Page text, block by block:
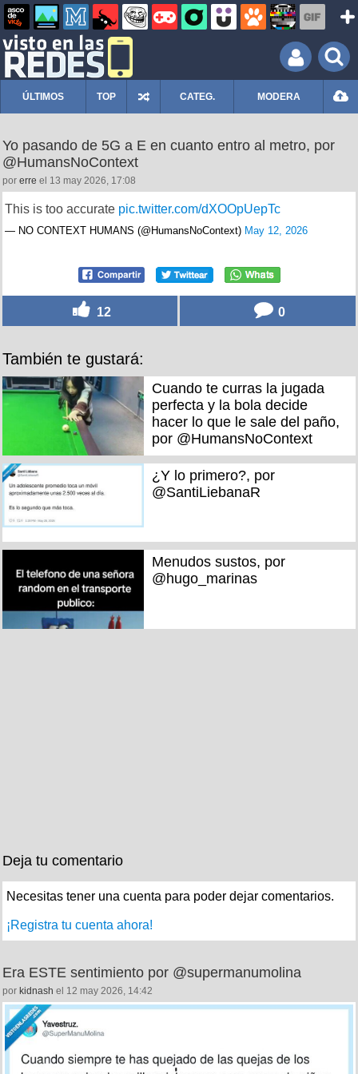
ÚLTIMOS TOP CATEG. MODERA
Yo pasando de 5G a E en cuanto entro al metro, por
@HumansNoContext
por erre el 13 may 2026, 17:08
This is too accurate pic.twitter.com/dXOOpUepTc
— NO CONTEXT HUMANS (@HumansNoContext) May 12, 2026
12 0
También te gustará:
Cuando te curras la jugada
perfecta y la bola decide
hacer lo que le sale del paño,
por @HumansNoContext
¿Y lo primero?, por
@SantiLiebanaR
Menudos sustos, por
@hugo_marinas
Deja tu comentario
Necesitas tener una cuenta para poder dejar comentarios.
¡Registra tu cuenta ahora!
Era ESTE sentimiento por @supermanumolina
por kidnash el 12 may 2026, 14:42